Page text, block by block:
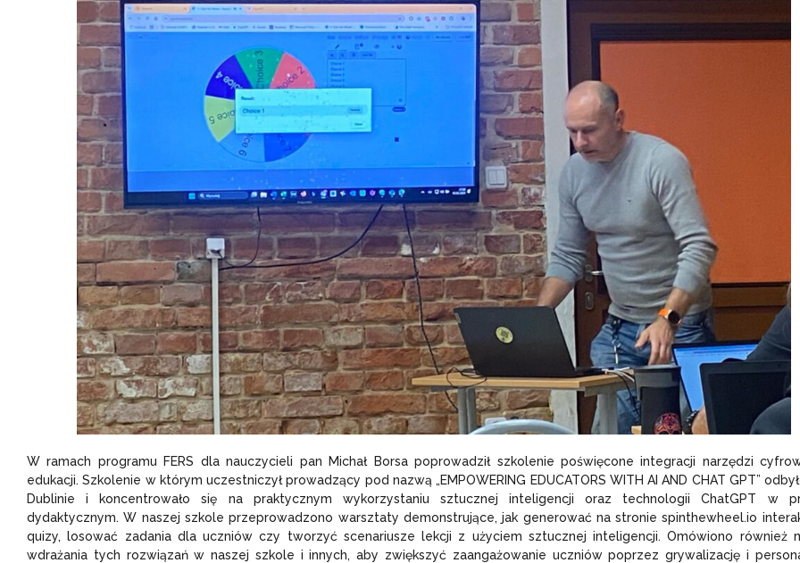
W ramach programu FERS dla nauczycieli pan Michał Borsa poprowadził szkolenie poświęcone integracji narzędzi
edukacji. Szkolenie w którym uczestniczył prowadzący pod nazwą „EMPOWERING EDUCATORS WITH AI AND CHAT GPT”
Dublinie i koncentrowało się na praktycznym wykorzystaniu sztucznej inteligencji oraz technologii ChatGPT w
dydaktycznym. W naszej szkole przeprowadzono warsztaty demonstrujące, jak generować na stronie spinthewheel.io
quizy, losować zadania dla uczniów czy tworzyć scenariusze lekcji z użyciem sztucznej inteligencji. Omówiono również
wdrażania tych rozwiązań w naszej szkole i innych, aby zwiększyć zaangażowanie uczniów poprzez grywalizację i